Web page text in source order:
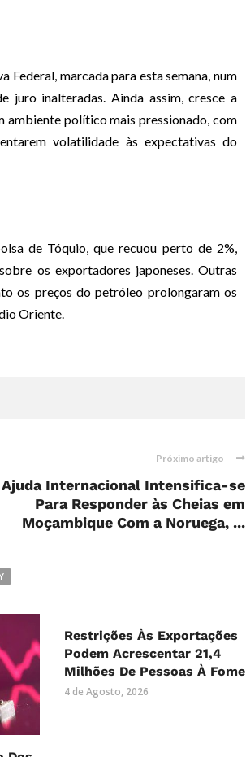
Federal, marcada para esta semana, num
juro inalteradas. Ainda assim, cresce a
ambiente político mais pressionado, com
volatilidade às expectativas do
de Tóquio, que recuou perto de 2%,
os exportadores japoneses. Outras
os preços do petróleo prolongaram os
Oriente.
Próximo artigo
Ajuda Internacional Intensifica-se
Para Responder às Cheias em
Moçambique Com a Noruega, ...
Restrições Às Exportações
Podem Acrescentar 21,4
Milhões De Pessoas À Fome
4 de Agosto, 2026